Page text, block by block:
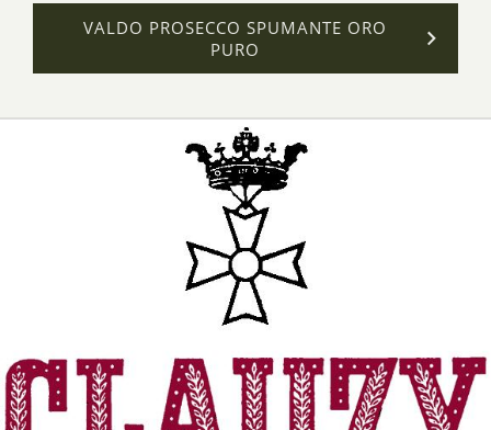
VALDO PROSECCO SPUMANTE ORO
PURO